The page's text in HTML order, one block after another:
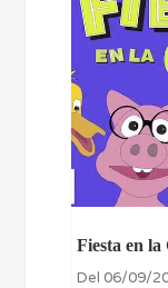
Fiesta en
Del 06/09/